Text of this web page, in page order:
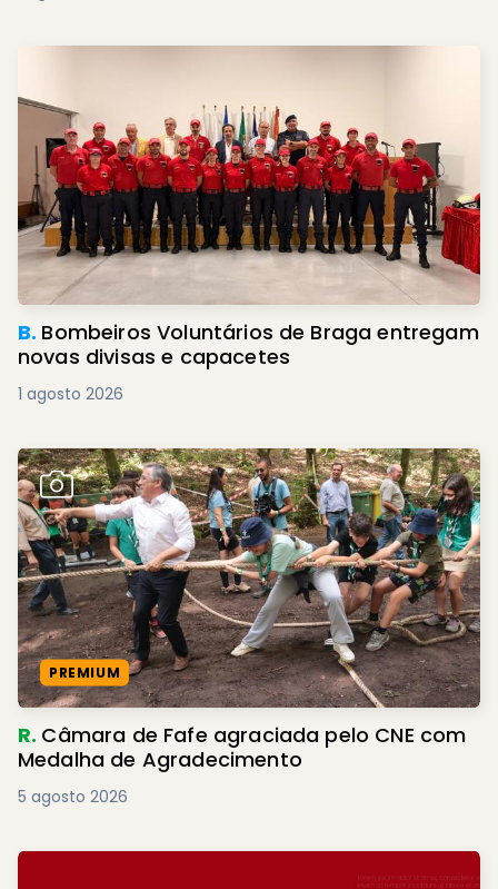
B. Bombeiros Voluntários de Braga entregam
novas divisas e capacetes
1 agosto 2026
PREMIUM
R. Câmara de Fafe agraciada pelo CNE com
Medalha de Agradecimento
5 agosto 2026